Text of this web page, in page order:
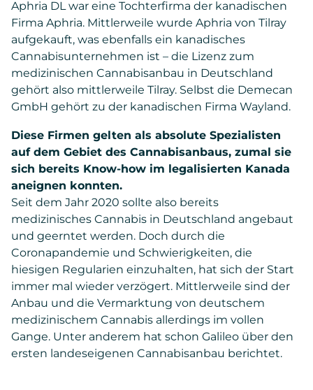
Aphria DL war eine Tochterfirma der kanadischen
Firma Aphria. Mittlerweile wurde Aphria von Tilray
aufgekauft, was ebenfalls ein kanadisches
Cannabisunternehmen ist – die Lizenz zum
medizinischen Cannabisanbau in Deutschland
gehört also mittlerweile Tilray. Selbst die Demecan
GmbH gehört zu der kanadischen Firma Wayland.
Diese Firmen gelten als absolute Spezialisten
auf dem Gebiet des Cannabisanbaus, zumal sie
sich bereits Know-how im legalisierten Kanada
aneignen konnten.
Seit dem Jahr 2020 sollte also bereits
medizinisches Cannabis in Deutschland angebaut
und geerntet werden. Doch durch die
Coronapandemie und Schwierigkeiten, die
hiesigen Regularien einzuhalten, hat sich der Start
immer mal wieder verzögert. Mittlerweile sind der
Anbau und die Vermarktung von deutschem
medizinischem Cannabis allerdings im vollen
Gange. Unter anderem hat schon Galileo über den
ersten landeseigenen Cannabisanbau berichtet.